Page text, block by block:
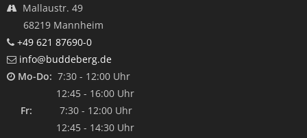
Mallaustr. 49
68219 Mannheim
+49 621 87690-0
info@buddeberg.de
Mo-Do: 7:30 - 12:00 Uhr
12:45 - 16:00 Uhr
Fr: 7:30 - 12:00 Uhr
12:45 - 14:30 Uhr